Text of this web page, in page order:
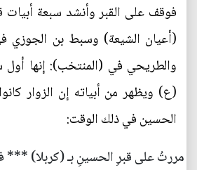
فوقف على القبر وأنشد سبعة أبيات
(أعيان الشيعة) وسبط بن
والطريحي في (المنتخب): إنها
(ع) ويظهر من أبياته إن الزوار
الحسين في ذلك الوقت:
مررتُ على قبرِ الحسينِ بـ (كربلا)